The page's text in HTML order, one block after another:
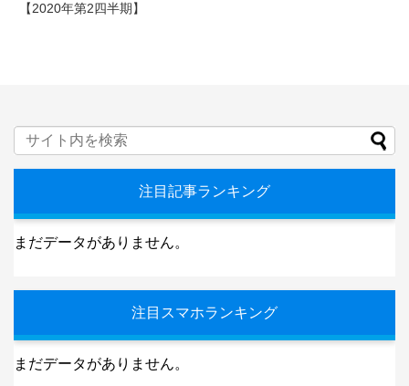
【2020年第2四半期】
注目記事ランキング
まだデータがありません。
注目スマホランキング
まだデータがありません。